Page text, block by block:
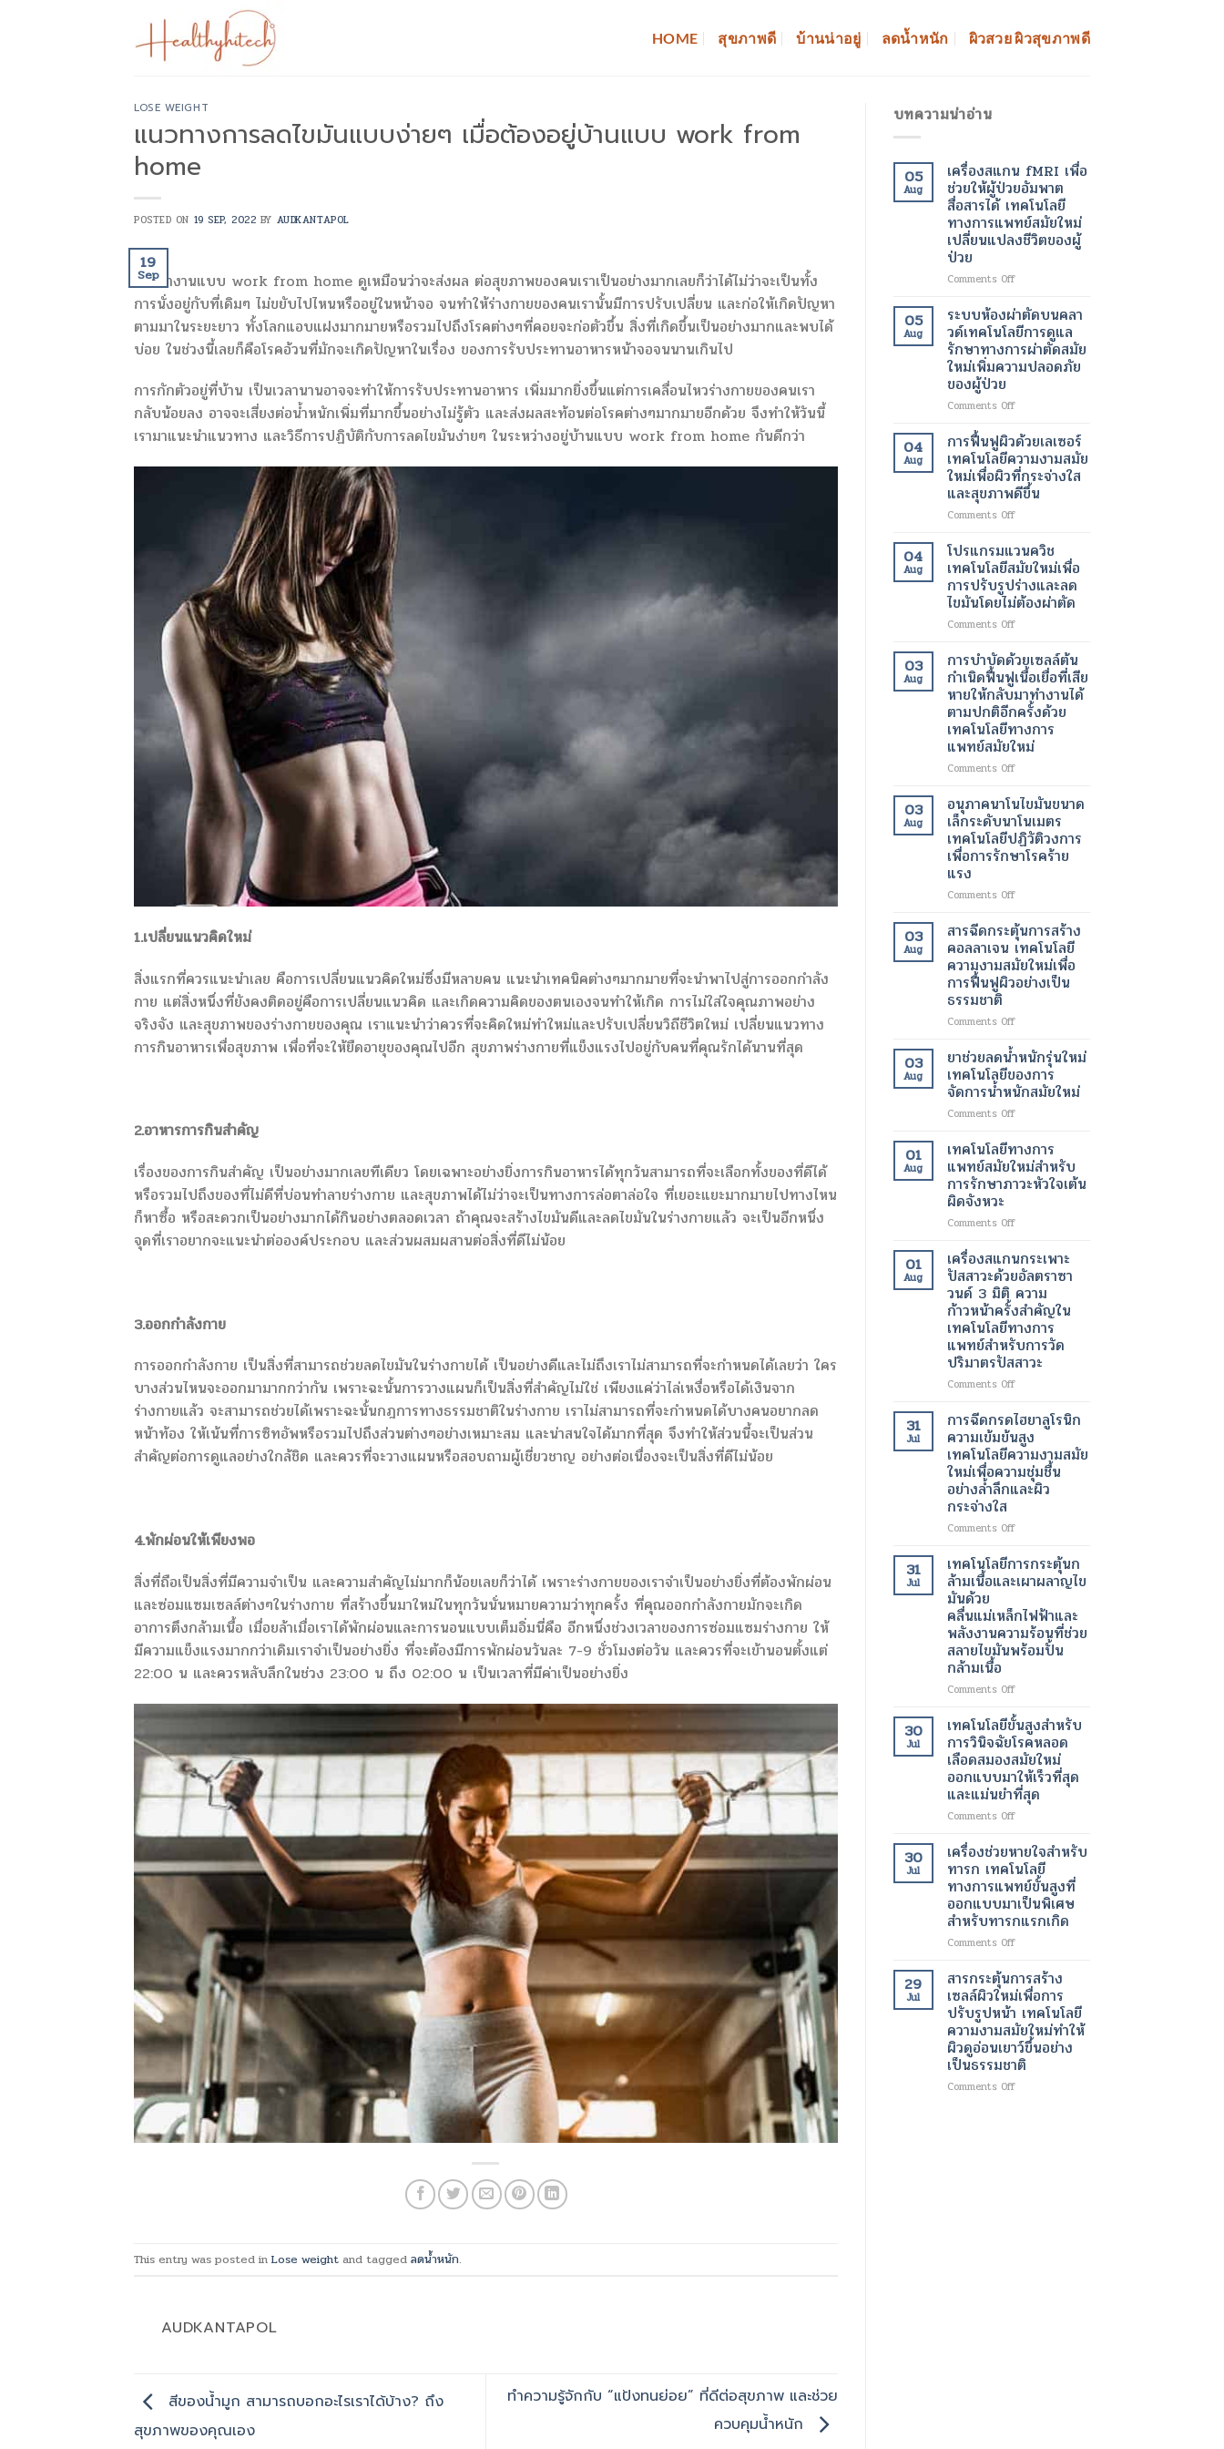
HOME สุขภาพดี บ้านน่าอยู่ ลดน้ำหนัก ผิวสวย ผิวสุขภาพดี
LOSE WEIGHT
แนวทางการลดไขมันแบบง่ายๆ เมื่อต้องอยู่บ้านแบบ work from
home
POSTED ON 19 SEP, 2022 BY AUDKANTAPOL
19
Sep
การทำงานแบบ work from home ดูเหมือนว่าจะส่งผล ต่อสุขภาพของคนเราเป็นอย่างมากเลยก็ว่าได้ไม่ว่าจะเป็นทั้ง
การนั่งอยู่กับที่เดิมๆ ไม่ขยับไปไหนหรืออยู่ในหน้าจอ จนทำให้ร่างกายของคนเรานั้นมีการปรับเปลี่ยน และก่อให้เกิดปัญหา
ตามมาในระยะยาว ทั้งโลกแอบแฝงมากมายหรือรวมไปถึงโรคต่างๆที่คอยจะก่อตัวขึ้น สิ่งที่เกิดขึ้นเป็นอย่างมากและพบได้
บ่อย ในช่วงนี้เลยก็คือโรคอ้วนที่มักจะเกิดปัญหาในเรื่อง ของการรับประทานอาหารหน้าจอจนนานเกินไป
การกักตัวอยู่ที่บ้าน เป็นเวลานานอาจจะทำให้การรับประทานอาหาร เพิ่มมากยิ่งขึ้นแต่การเคลื่อนไหวร่างกายของคนเรา
กลับน้อยลง อาจจะเสี่ยงต่อน้ำหนักเพิ่มที่มากขึ้นอย่างไม่รู้ตัว และส่งผลสะท้อนต่อโรคต่างๆมากมายอีกด้วย จึงทำให้วันนี้
เรามาแนะนำแนวทาง และวิธีการปฏิบัติกับการลดไขมันง่ายๆ ในระหว่างอยู่บ้านแบบ work from home กันดีกว่า
1.เปลี่ยนแนวคิดใหม่
สิ่งแรกที่ควรแนะนำเลย คือการเปลี่ยนแนวคิดใหม่ซึ่งมีหลายคน แนะนำเทคนิคต่างๆมากมายที่จะนำพาไปสู่การออกกำลัง
กาย แต่สิ่งหนึ่งที่ยังคงติดอยู่คือการเปลี่ยนแนวคิด และเกิดความคิดของตนเองจนทำให้เกิด การไม่ใส่ใจคุณภาพอย่าง
จริงจัง และสุขภาพของร่างกายของคุณ เราแนะนำว่าควรที่จะคิดใหม่ทำใหม่และปรับเปลี่ยนวิถีชีวิตใหม่ เปลี่ยนแนวทาง
การกินอาหารเพื่อสุขภาพ เพื่อที่จะให้ยืดอายุของคุณไปอีก สุขภาพร่างกายที่แข็งแรงไปอยู่กับคนที่คุณรักได้นานที่สุด
2.อาหารการกินสำคัญ
เรื่องของการกินสำคัญ เป็นอย่างมากเลยทีเดียว โดยเฉพาะอย่างยิ่งการกินอาหารได้ทุกวันสามารถที่จะเลือกทั้งของที่ดีได้
หรือรวมไปถึงของที่ไม่ดีที่บ่อนทำลายร่างกาย และสุขภาพได้ไม่ว่าจะเป็นทางการล่อตาล่อใจ ที่เยอะแยะมากมายไปทางไหน
ก็หาซื้อ หรือสะดวกเป็นอย่างมากได้กินอย่างตลอดเวลา ถ้าคุณจะสร้างไขมันดีและลดไขมันในร่างกายแล้ว จะเป็นอีกหนึ่ง
จุดที่เราอยากจะแนะนำต่อองค์ประกอบ และส่วนผสมผสานต่อสิ่งที่ดีไม่น้อย
3.ออกกำลังกาย
การออกกำลังกาย เป็นสิ่งที่สามารถช่วยลดไขมันในร่างกายได้ เป็นอย่างดีและไม่ถึงเราไม่สามารถที่จะกำหนดได้เลยว่า ใคร
บางส่วนไหนจะออกมามากกว่ากัน เพราะฉะนั้นการวางแผนก็เป็นสิ่งที่สำคัญไม่ใช่ เพียงแค่ว่าไล่เหงื่อหรือได้เงินจาก
ร่างกายแล้ว จะสามารถช่วยได้เพราะฉะนั้นกฎการทางธรรมชาติในร่างกาย เราไม่สามารถที่จะกำหนดได้บางคนอยากลด
หน้าท้อง ให้เน้นที่การซิทอัพหรือรวมไปถึงส่วนต่างๆอย่างเหมาะสม และน่าสนใจได้มากที่สุด จึงทำให้ส่วนนี้จะเป็นส่วน
สำคัญต่อการดูแลอย่างใกล้ชิด และควรที่จะวางแผนหรือสอบถามผู้เชี่ยวชาญ อย่างต่อเนื่องจะเป็นสิ่งที่ดีไม่น้อย
4.พักผ่อนให้เพียงพอ
สิ่งที่ถือเป็นสิ่งที่มีความจำเป็น และความสำคัญไม่มากก็น้อยเลยก็ว่าได้ เพราะร่างกายของเราจำเป็นอย่างยิ่งที่ต้องพักผ่อน
และซ่อมแซมเซลล์ต่างๆในร่างกาย ที่สร้างขึ้นมาใหม่ในทุกวันนั่นหมายความว่าทุกครั้ง ที่คุณออกกำลังกายมักจะเกิด
อาการตึงกล้ามเนื้อ เมื่อยล้าเมื่อเราได้พักผ่อนและการนอนแบบเต็มอิ่มนี่คือ อีกหนึ่งช่วงเวลาของการซ่อมแซมร่างกาย ให้
มีความแข็งแรงมากกว่าเดิมเราจำเป็นอย่างยิ่ง ที่จะต้องมีการพักผ่อนวันละ 7-9 ชั่วโมงต่อวัน และควรที่จะเข้านอนตั้งแต่
22:00 น และควรหลับลึกในช่วง 23:00 น ถึง 02:00 น เป็นเวลาที่มีค่าเป็นอย่างยิ่ง
This entry was posted in Lose weight and tagged ลดน้ำหนัก.
AUDKANTAPOL
สีของน้ำมูก สามารถบอกอะไรเราได้บ้าง? ถึง
สุขภาพของคุณเอง
ทำความรู้จักกับ “แป้งทนย่อย” ที่ดีต่อสุขภาพ และช่วย
ควบคุมน้ำหนัก
บทความน่าอ่าน
05
Aug
เครื่องสแกน fMRI เพื่อ
ช่วยให้ผู้ป่วยอัมพาต
สื่อสารได้ เทคโนโลยี
ทางการแพทย์สมัยใหม่
เปลี่ยนแปลงชีวิตของผู้
ป่วย
Comments Offon
สแกน
fMRI
เพื่อ
ช่วย
ให้
ป่วย
สื่อสาร
ได้
เทคโนโลยี
ทางการ
แพทย์
สมัย
เปลี่ยนแปลง
ชีวิต
ของ
ผู้
ป่วย
05
Aug
ระบบห้องผ่าตัดบนคลา
วด์เทคโนโลยีการดูแล
รักษาทางการผ่าตัดสมัย
ใหม่เพิ่มความปลอดภัย
ของผู้ป่วย
Comments Offon
ห้อง
ผ่าตัด
บน
คลา
วด์
เทคโนโลยี
ดูแล
รักษา
ทางการ
ผ่าตัด
สมัย
ใหม่
ความ
ปลอดภัย
ของ
ผู้
ป่วย
04
Aug
การฟื้นฟูผิวด้วยเลเซอร์
เทคโนโลยีความงามสมัย
ใหม่เพื่อผิวที่กระจ่างใส
และสุขภาพดีขึ้น
Comments Offon
ฟื้นฟู
ผิว
ด้วย
เลเซอร์
เทคโนโลยี
ความ
สมัย
ใหม่
เพื่อ
ผิว
ที่
กระจ่าง
ใส
และ
ขึ้น
04
Aug
โปรแกรมแวนควิช
เทคโนโลยีสมัยใหม่เพื่อ
การปรับรูปร่างและลด
ไขมันโดยไม่ต้องผ่าตัด
Comments Offon
แก
รม
แวน
ควิช
เทคโนโลยี
สมัย
ใหม่
เพื่อ
ปรับ
รูป
ร่าง
และ
ลด
ต้อง
ผ่าตัด
03
Aug
การบำบัดด้วยเซลล์ต้น
กำเนิดฟื้นฟูเนื้อเยื่อที่เสีย
หายให้กลับมาทำงานได้
ตามปกติอีกครั้งด้วย
เทคโนโลยีทางการ
แพทย์สมัยใหม่
Comments Offon
บำบัด
ด้วย
เซลล์
ต้น
กำเนิด
เนื้อเยื่อ
เสีย
หาย
ให้
กลับ
มา
ได้
ปกติ
อีก
ครั้ง
ด้วย
เทคโนโลยี
สมัย
ใหม่
03
Aug
อนุภาคนาโนไขมันขนาด
เล็กระดับนาโนเมตร
เทคโนโลยีปฏิวัติวงการ
เพื่อการรักษาโรคร้าย
แรง
Comments Offon
นาโน
ไข
มัน
ขนาด
เล็ก
นาโน
เทคโนโลยี
ปฏิวัติ
วงการ
เพื่อ
การ
ร้าย
แรง
03
Aug
สารฉีดกระตุ้นการสร้าง
คอลลาเจน เทคโนโลยี
ความงามสมัยใหม่เพื่อ
การฟื้นฟูผิวอย่างเป็น
ธรรมชาติ
Comments Offon
ฉีด
กระตุ้น
การ
สร้าง
คอ
ลา
เจน
เทคโนโลยี
ความ
สมัย
เพื่อ
การ
ฟื้นฟู
ผิว
อย่าง
เป็น
ธรรมชาติ
03
Aug
ยาช่วยลดน้ำหนักรุ่นใหม่
เทคโนโลยีของการ
จัดการน้ำหนักสมัยใหม่
Comments Offon
ช่วย
ลด
น้ำ
หนัก
ใหม่
ของ
การ
จัดการ
น้ำ
หนัก
สมัย
ใหม่
01
Aug
เทคโนโลยีทางการ
แพทย์สมัยใหม่สำหรับ
การรักษาภาวะหัวใจเต้น
ผิดจังหวะ
Comments Offon
ทางการ
แพทย์
สมัย
ใหม่
สำหรับ
การ
รักษา
ภาวะ
หัวใจ
จังหวะ
01
Aug
เครื่องสแกนกระเพาะ
ปัสสาวะด้วยอัลตราซา
วนด์ 3 มิติ ความ
ก้าวหน้าครั้งสำคัญใน
เทคโนโลยีทางการ
แพทย์สำหรับการวัด
ปริมาตรปัสสาวะ
Comments Offon
สแกน
กระเพาะ
ปัสสาวะ
ด้วย
อัลตรา
ซา
3
ก้าวหน้า
ครั้ง
ใน
เทคโนโลยี
ทางการ
การ
ปริมาตร
ปัสสาวะ
31
Jul
การฉีดกรดไฮยาลูโรนิก
ความเข้มข้นสูง
เทคโนโลยีความงามสมัย
ใหม่เพื่อความชุ่มชื้น
อย่างล้ำลึกและผิว
กระจ่างใส
Comments Offon
ฉีด
กรด
ไฮ
ลู
โร
นิก
เข้ม
สูง
เทคโนโลยี
ความ
งาม
สมัย
ใหม่
เพื่อ
ชื้น
อย่าง
ล้ำ
ลึก
และ
ผิว
กระจ่าง
31
Jul
เทคโนโลยีการกระตุ้นก
ล้ามเนื้อและเผาผลาญไข
มันด้วย
คลื่นแม่เหล็กไฟฟ้าและ
พลังงานความร้อนที่ช่วย
สลายไขมันพร้อมปั้น
กล้ามเนื้อ
Comments Offon
การก
ระ
ตุ้
นก
ล้า
ม
เนื้อ
ผลาญ
ไข
มัน
ด้วย
คลื่นแม่เหล็กไฟฟ้า
และ
ร้อน
ที่
ช่วย
สลาย
ไข
มัน
30
Jul
เทคโนโลยีขั้นสูงสำหรับ
การวินิจฉัยโรคหลอด
เลือดสมองสมัยใหม่
ออกแบบมาให้เร็วที่สุด
และแม่นยำที่สุด
Comments Offon
ขั้น
สูง
สำหรับ
การ
วินิจฉัย
โรค
หลอด
สมัย
ใหม่
ออกแบบ
มา
ให้
เร็ว
30
Jul
เครื่องช่วยหายใจสำหรับ
ทารก เทคโนโลยี
ทางการแพทย์ขั้นสูงที่
ออกแบบมาเป็นพิเศษ
สำหรับทารกแรกเกิด
Comments Offon
ช่วย
หายใจ
สำหรับ
ทารก
เทคโนโลยี
ทางการ
แพทย์
ขั้น
29
Jul
สารกระตุ้นการสร้าง
เซลล์ผิวใหม่เพื่อการ
ปรับรูปหน้า เทคโนโลยี
ความงามสมัยใหม่ทำให้
ผิวดูอ่อนเยาว์ขึ้นอย่าง
เป็นธรรมชาติ
Comments Offon